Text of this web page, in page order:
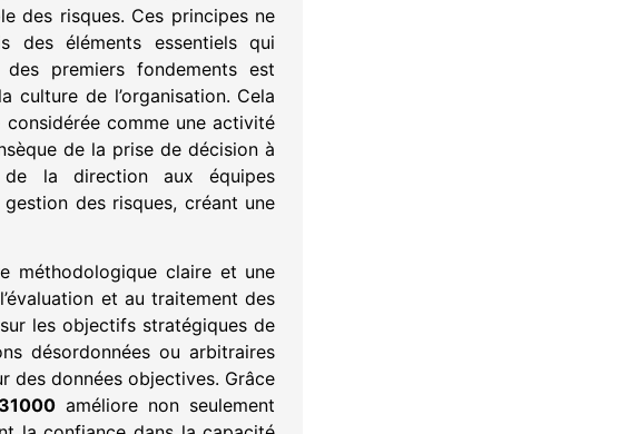
des risques. Ces principes ne
des éléments essentiels qui
des premiers fondements est
culture de l’organisation. Cela
comme une activité
de la prise de décision à
de la direction aux équipes
des risques, créant une
méthodologique claire et une
et au traitement des
les objectifs stratégiques de
désordonnées ou arbitraires
des données objectives. Grâce
améliore non seulement